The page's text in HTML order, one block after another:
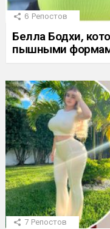
6 Репостов
Белла Бодхи,
пышными
7 Репостов